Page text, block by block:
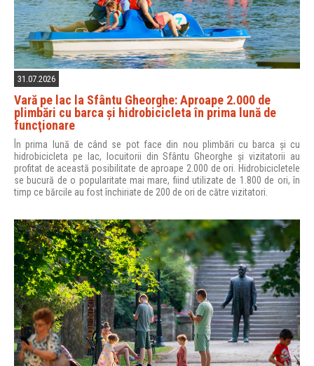
31.07.2026
Vară pe lac la Sfântu Gheorghe: Aproape 2.000 de
plimbări cu barca şi hidrobicicleta în prima lună de
funcţionare
În prima lună de când se pot face din nou plimbări cu barca și cu
hidrobicicleta pe lac, locuitorii din Sfântu Gheorghe și vizitatorii au
profitat de această posibilitate de aproape 2.000 de ori. Hidrobicicletele
se bucură de o popularitate mai mare, fiind utilizate de 1.800 de ori, în
timp ce bărcile au fost închiriate de 200 de ori de către vizitatori.